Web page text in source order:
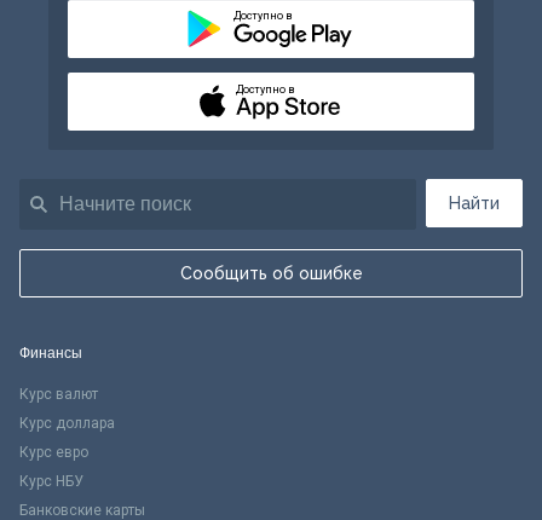
Найти
Сообщить об ошибке
Доступно в
Доступно в
Финансы
Курс валют
Курс доллара
Курс евро
Курс НБУ
Банковские карты